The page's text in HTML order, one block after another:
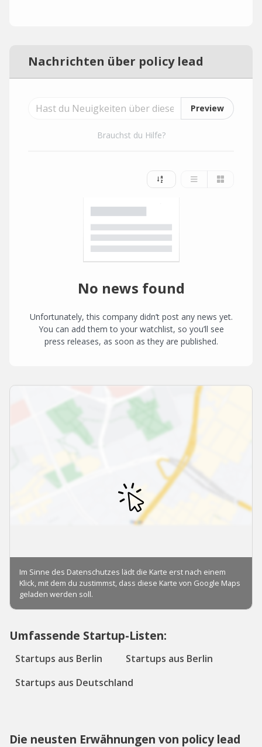
Nachrichten über policy lead
Preview
Brauchst du Hilfe?
No news found
Unfortunately, this company didn’t post any news yet.
You can add them to your watchlist, so you’ll see
press releases, as soon as they are published.
Umfassende Startup-Listen:
Startups aus Berlin
Startups aus Berlin
Startups aus Deutschland
Die neusten Erwähnungen von policy lead